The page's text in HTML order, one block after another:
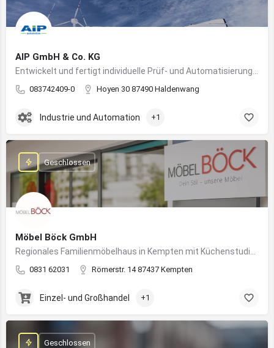
AIP GmbH & Co. KG
083742409-0 Hoyen 30 87490 Haldenwang
Industrie und Automation +1
Möbel Böck GmbH
0831 62031 Römerstr. 14 87437 Kempten
Geschlossen
Einzel- und Großhandel +1
Geschlossen